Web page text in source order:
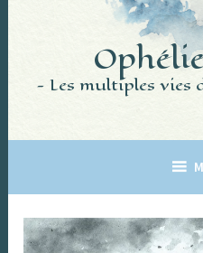
principalLes multiples vies